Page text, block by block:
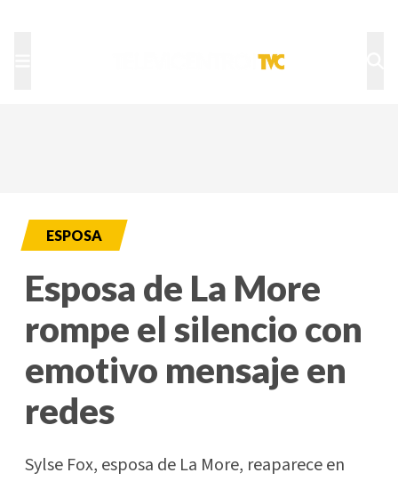
ESPOSA
Esposa de La More
rompe el silencio con
emotivo mensaje en
redes
Sylse Fox, esposa de La More, reaparece en